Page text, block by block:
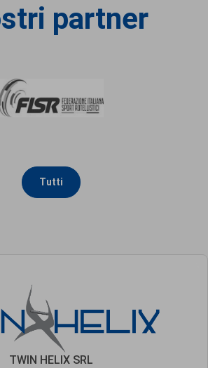
partner
Tutti
TWIN HELIX SRL